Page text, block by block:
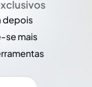
depois
se mais